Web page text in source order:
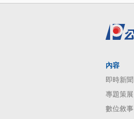
內容
即時新聞
專題策展
數位敘事